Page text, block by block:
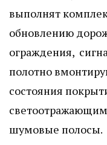
выполнят
обновлению
ограждения,
полотно
состояния
шумовые полосы.